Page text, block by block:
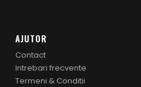
AJUTOR
Contact
Intrebari frecvente
Termeni & Conditii